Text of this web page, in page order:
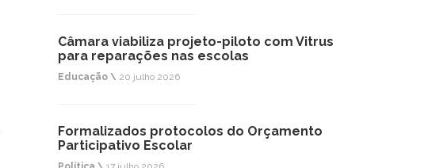
Câmara viabiliza projeto-piloto com Vitrus
para reparações nas escolas
Educação \ 20 julho 2026
Formalizados protocolos do Orçamento
Participativo Escolar